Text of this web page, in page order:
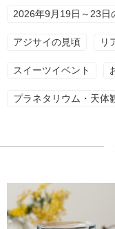
2026年9月19日～23日
アジサイの見頃 リ
スイーツイベント
プラネタリウム・天体